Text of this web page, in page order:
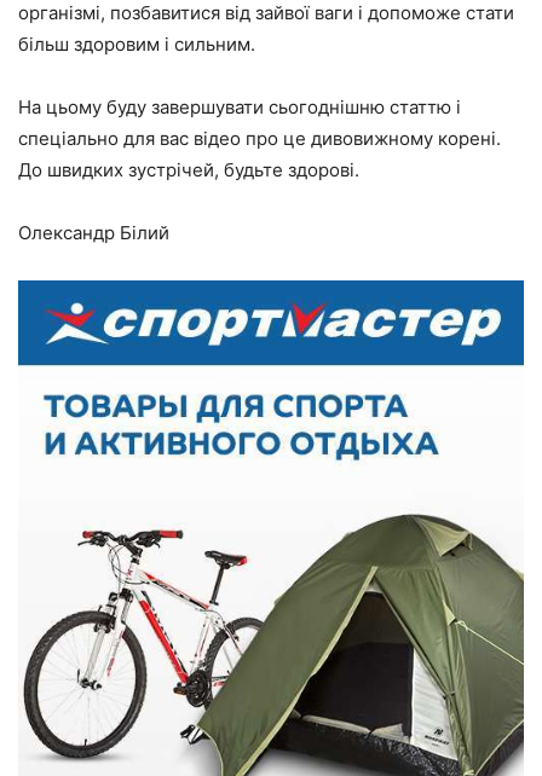
організмі, позбавитися від зайвої ваги і допоможе стати
більш здоровим і сильним.
На цьому буду завершувати сьогоднішню статтю і
спеціально для вас відео про це дивовижному корені.
До швидких зустрічей, будьте здорові.
Олександр Білий